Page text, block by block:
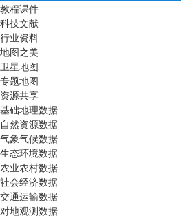
教程课件
科技文献
行业资料
地图之美
卫星地图
专题地图
资源共享
基础地理数据
自然资源数据
气象气候数据
生态环境数据
农业农村数据
社会经济数据
交通运输数据
对地观测数据